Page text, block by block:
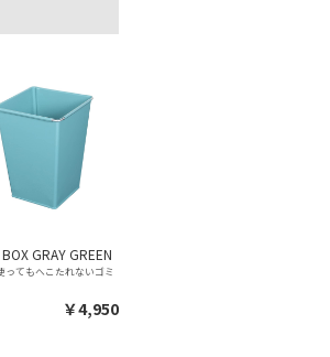
GRAY GREEN
ってもへこたれないゴミ
￥4,950